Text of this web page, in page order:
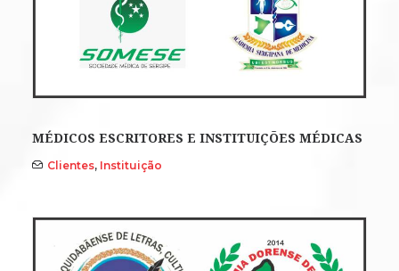
MÉDICOS ESCRITORES E INSTITUIÇÕES MÉDICAS
Clientes, Instituição